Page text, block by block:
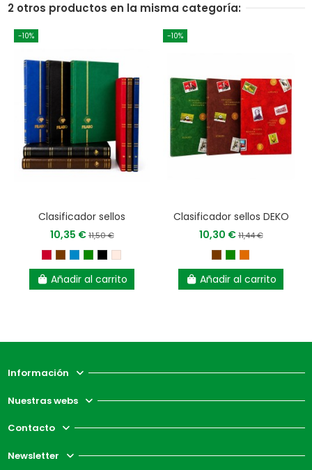
2 otros productos en la misma categoría:
-10%
Clasificador sellos
10,35 €11,50 €
Añadir al carrito
-10%
Clasificador sellos DEKO
10,30 €11,44 €
Añadir al carrito
Información
Nuestras webs
Contacto
Newsletter